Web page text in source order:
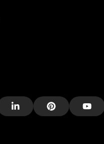
LinkedIn Pinterest